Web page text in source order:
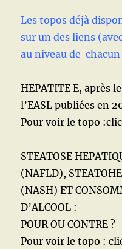
Les topos déjà
sur un des liens
au niveau de
HEPATITE E, après
l’EASL publiées en
Pour voir le topo
STEATOSE
(NAFLD),
(NASH) ET
D’ALCOOL :
POUR OU CONTRE ?
Pour voir le topo :